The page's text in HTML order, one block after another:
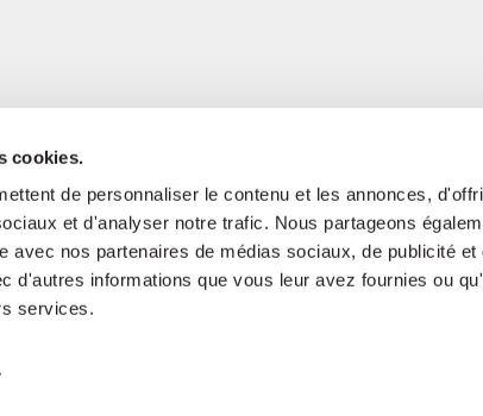
cookies.
de personnaliser le contenu et les annonces,
et d'analyser notre trafic. Nous partageons
avec nos partenaires de médias sociaux, de publicité
d'autres informations que vous leur avez fournies ou
services.